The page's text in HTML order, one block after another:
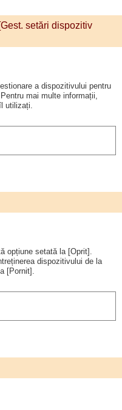
setări dispozitiv
a dispozitivului pentru
mai multe informații,
utilizați.
opțiune setată la [Oprit].
dispozitivului de la
[Pornit].